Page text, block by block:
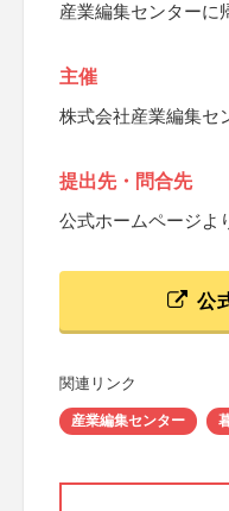
産業編集センターに
主催
株式会社産業編集セ
提出先・問合先
公式ホームページよ
公
関連リンク
産業編集センター